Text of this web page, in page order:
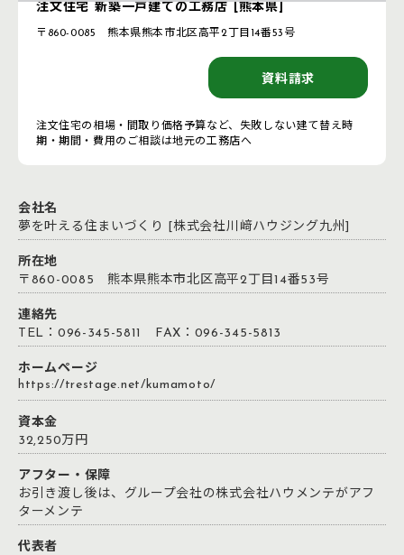
注文住宅 新築一戸建ての工務店 [熊本県]
〒860-0085 熊本県熊本市北区高平2丁目14番53号
資料請求
注文住宅の相場・間取り価格予算など、失敗しない建て替え時
期・期間・費用のご相談は地元の工務店へ
会社名
夢を叶える住まいづくり [株式会社川﨑ハウジング九州]
所在地
〒860-0085 熊本県熊本市北区高平2丁目14番53号
連絡先
TEL：096-345-5811 FAX：096-345-5813
ホームページ
https://trestage.net/kumamoto/
資本金
32,250万円
アフター・保障
お引き渡し後は、グループ会社の株式会社ハウメンテがアフ
ターメンテ
代表者